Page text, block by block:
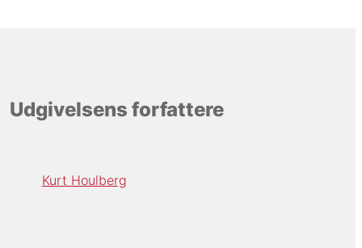
Udgivelsens forfattere
Kurt Houlberg